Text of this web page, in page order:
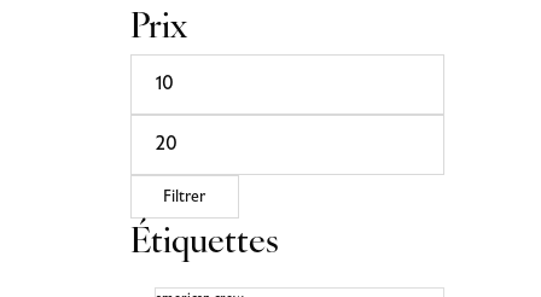
Prix
Filtrer
Étiquettes